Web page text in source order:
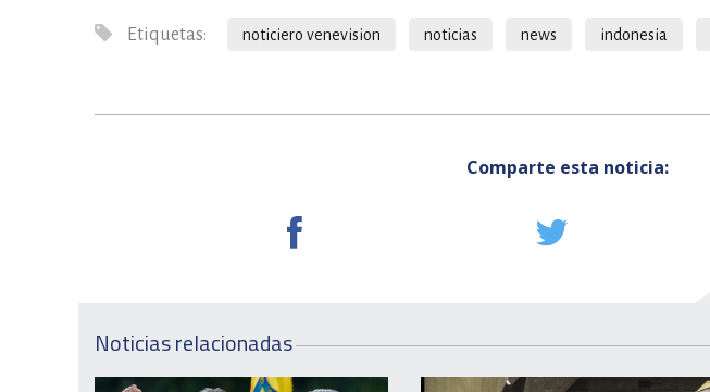
Etiquetas: noticiero venevision noticias news indonesia
Comparte esta noticia:
Noticias relacionadas